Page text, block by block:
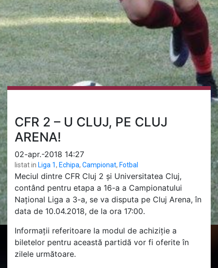
CFR 2 – U CLUJ, PE CLUJ
ARENA!
02-apr.-2018 14:27
listat in Liga 1, Echipa, Campionat, Fotbal
Meciul dintre CFR Cluj 2 și Universitatea Cluj,
contând pentru etapa a 16-a a Campionatului
Național Liga a 3-a, se va disputa pe Cluj Arena, în
data de 10.04.2018, de la ora 17:00.
Informații referitoare la modul de achiziție a
biletelor pentru această partidă vor fi oferite în
zilele următoare.